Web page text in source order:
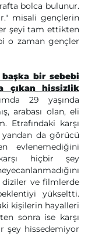
bolca bulunur.
misali gençlerin
şeyi tam ettikten
o zaman gençler
bir sebebi
çıkan hissizlik
29 yaşında
arabası olan, eli
Etrafındaki karşı
da görücü
evlenemediğini
hiçbir şey
diziler ve filmlerde
yükseltti.
kişilerin hayalleri
sonra ise karşı
şey hissedemiyor